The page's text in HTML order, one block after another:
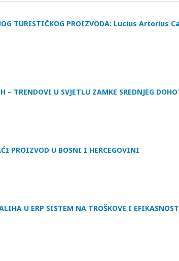
TURISTIČKOG PROIZVODA: Lucius
TRENDOVI U SVJETLU ZAMKE SREDNJEG
PROIZVOD U BOSNI I HERCEGOVINI
U ERP SISTEM NA TROŠKOVE I